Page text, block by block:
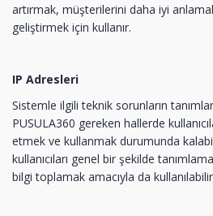
artırmak, müşterilerini daha iyi
geliştirmek için kullanır.
IP Adresleri
Sistemle ilgili teknik sorunların
PUSULA360 gereken hallerde
etmek ve kullanmak durumunda
kullanıcıları genel bir şekilde
bilgi toplamak amacıyla da